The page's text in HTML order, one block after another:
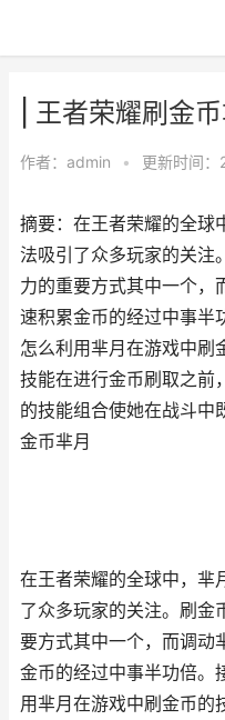
| 王者荣耀刷金
作者： admin • 更新时间
摘要：在王者荣耀的全球
法吸引了众多玩家的关注
力的重要方式其中一个，
速积累金币的经过中事半
怎么利用芈月在游戏中刷
技能在进行金币刷取之前
的技能组合使她在战斗中
金币芈月
在王者荣耀的全球中，芈
了众多玩家的关注。刷金
要方式其中一个，而调动
金币的经过中事半功倍。
用芈月在游戏中刷金币的